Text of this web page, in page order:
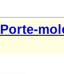
Porte-